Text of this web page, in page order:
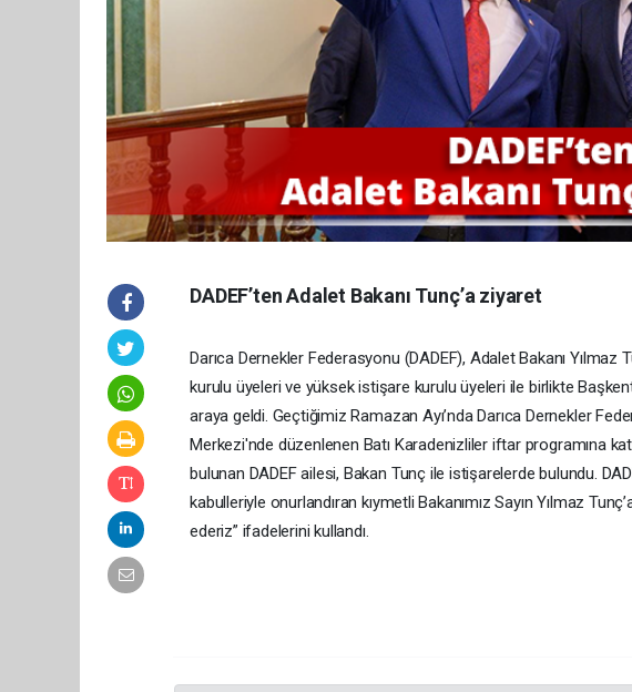
DADEF’ten Adalet Bakanı Tunç’a ziyaret
Darıca Dernekler Federasyonu (DADEF), Adalet Bakanı
kurulu üyeleri ve yüksek istişare kurulu üyeleri ile birlikte
araya geldi. Geçtiğimiz Ramazan Ayı’nda Darıca Dernekler
Merkezi'nde düzenlenen Batı Karadenizliler iftar programına
bulunan DADEF ailesi, Bakan Tunç ile istişarelerde bulundu.
kabulleriyle onurlandıran kıymetli Bakanımız Sayın Yılmaz
ederiz” ifadelerini kullandı.